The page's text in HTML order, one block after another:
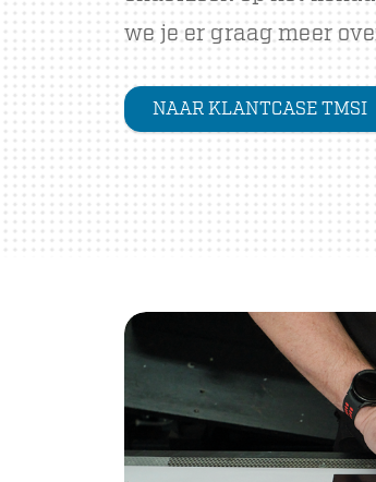
we je er graag meer
NAAR KLANTCASE TMSI